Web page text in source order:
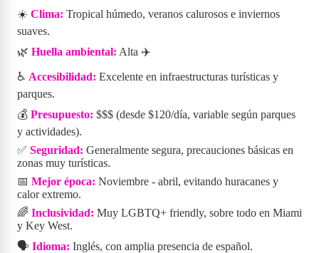
☀️ Clima: Tropical húmedo, veranos calurosos e inviernos
suaves.
🌿 Huella ambiental: Alta ✈️
♿ Accesibilidad: Excelente en infraestructuras turísticas y
parques.
💰 Presupuesto: $$$ (desde $120/día, variable según parques
y actividades).
✅ Seguridad: Generalmente segura, precauciones básicas en
zonas muy turísticas.
📅 Mejor época: Noviembre - abril, evitando huracanes y
calor extremo.
🌈 Inclusividad: Muy LGBTQ+ friendly, sobre todo en Miami
y Key West.
🗣️ Idioma: Inglés, con amplia presencia de español.